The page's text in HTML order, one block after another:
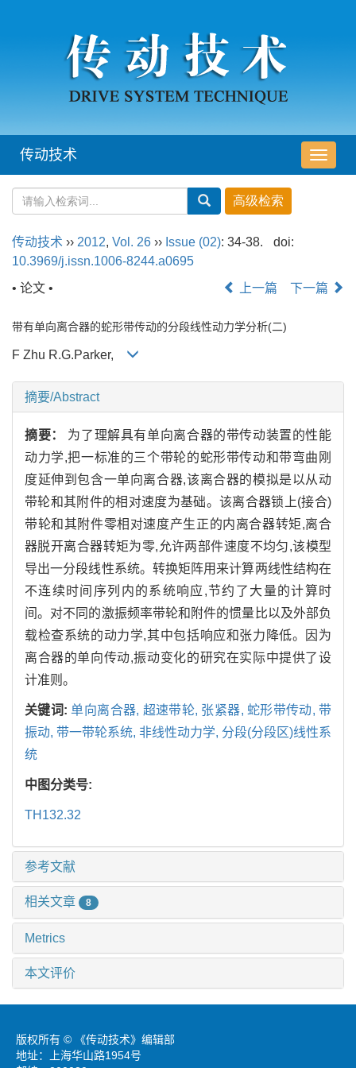
导
航
传动技术
传动技术 ›› 2012, Vol. 26 ›› Issue (02): 34-38.
doi:
10.3969/j.issn.1006-8244.a0695
• 论文 •
上一篇 下一篇
带有单向离合器的蛇形带传动的分段线性动力学分析(二)
F Zhu R.G.Parker,
摘要/Abstract
摘要： 为了理解具有单向离合器的带传动装置的性能
动力学,把一标准的三个带轮的蛇形带传动和带弯曲刚
度延伸到包含一单向离合器,该离合器的模拟是以从动
带轮和其附件的相对速度为基础。该离合器锁上(接合)
带轮和其附件零相对速度产生正的内离合器转矩,离合
器脱开离合器转矩为零,允许两部件速度不均匀,该模型
导出一分段线性系统。转换矩阵用来计算两线性结构在
不连续时间序列内的系统响应,节约了大量的计算时
间。对不同的激振频率带轮和附件的惯量比以及外部负
载检查系统的动力学,其中包括响应和张力降低。因为
离合器的单向传动,振动变化的研究在实际中提供了设
计准则。
关键词:单向离合器, 超速带轮, 张紧器, 蛇形带传动,带
振动, 带一带轮系统, 非线性动力学, 分段(分段区)线性系
统
中图分类号:
TH132.32
参考文献
相关文章 8
Metrics
本文评价
版权所有 © 《传动技术》编辑部
地址：上海华山路1954号